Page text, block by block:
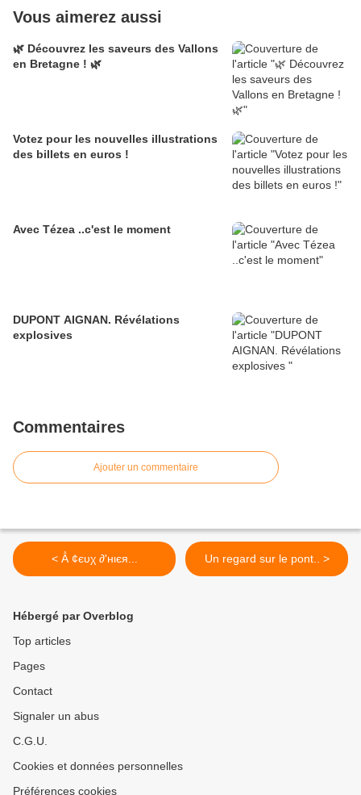
Vous aimerez aussi
🌿 Découvrez les saveurs des Vallons
en Bretagne ! 🌿
Votez pour les nouvelles illustrations
des billets en euros !
Avec Tézea ..c'est le moment
DUPONT AIGNAN. Révélations
explosives
Commentaires
Ajouter un commentaire
< Ẳ ¢єυχ ∂'нιєя... Un regard sur le pont.. >
Hébergé par Overblog
Top articles
Pages
Contact
Signaler un abus
C.G.U.
Cookies et données personnelles
Préférences cookies